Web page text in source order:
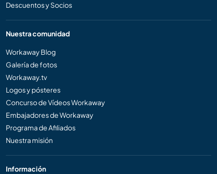
Descuentos y Socios
Nuestra comunidad
Workaway Blog
Galería de fotos
Workaway.tv
Logos y pósteres
Concurso de Vídeos Workaway
Embajadores de Workaway
Programa de Afiliados
Nuestra misión
Información